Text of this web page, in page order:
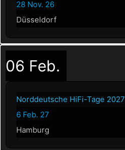
28 Nov. 26
Düsseldorf
06 Feb.
Norddeutsche HiFi-Tage 2027
6 Feb. 27
Hamburg